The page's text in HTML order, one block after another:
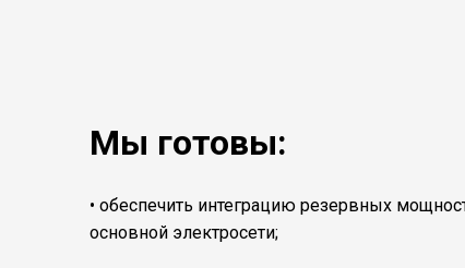
Мы готовы:
• обеспечить интеграцию резервных
основной электросети;